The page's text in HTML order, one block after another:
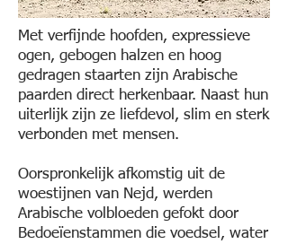
Met verfijnde hoofden, expressieve
ogen, gebogen halzen en hoog
gedragen staarten zijn Arabische
paarden direct herkenbaar. Naast hun
uiterlijk zijn ze liefdevol, slim en sterk
verbonden met mensen.
Oorspronkelijk afkomstig uit de
woestijnen van Nejd, werden
Arabische volbloeden gefokt door
Bedoeïenstammen die voedsel, water